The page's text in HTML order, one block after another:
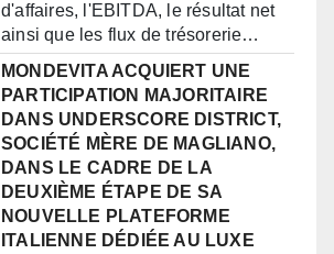
d'affaires, l'EBITDA, le résultat net
ainsi que les flux de trésorerie…
MONDEVITA ACQUIERT UNE
PARTICIPATION MAJORITAIRE
DANS UNDERSCORE DISTRICT,
SOCIÉTÉ MÈRE DE MAGLIANO,
DANS LE CADRE DE LA
DEUXIÈME ÉTAPE DE SA
NOUVELLE PLATEFORME
ITALIENNE DÉDIÉE AU LUXE